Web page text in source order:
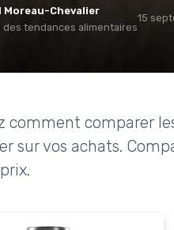
Moreau-Chevalier
des tendances alimentaires
15
comment comparer
sur vos achats.